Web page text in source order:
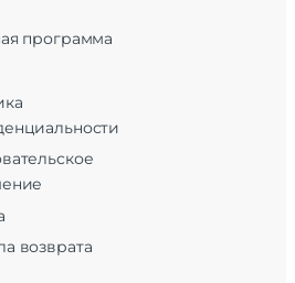
программа
возврата